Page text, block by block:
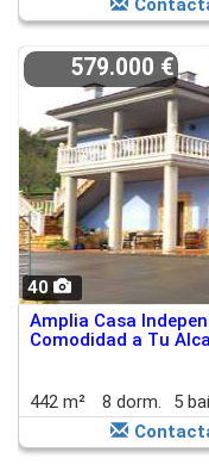
40
579.000 €
Amplia Casa
Comodidad a Tu
442 m² 8 dorm. 5